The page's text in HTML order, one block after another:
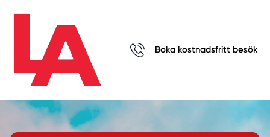
Boka kostnadsfritt besök